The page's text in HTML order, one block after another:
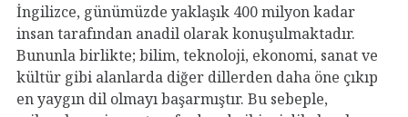
İngilizce, günümüzde yaklaşık 400 milyon kadar
insan tarafından anadil olarak konuşulmaktadır.
Bununla birlikte; bilim, teknoloji, ekonomi, sanat ve
kültür gibi alanlarda diğer dillerden daha öne çıkıp
en yaygın dil olmayı başarmıştır. Bu sebeple,